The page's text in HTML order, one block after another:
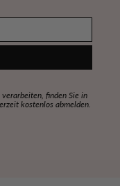
finden Sie in
kostenlos abmelden.